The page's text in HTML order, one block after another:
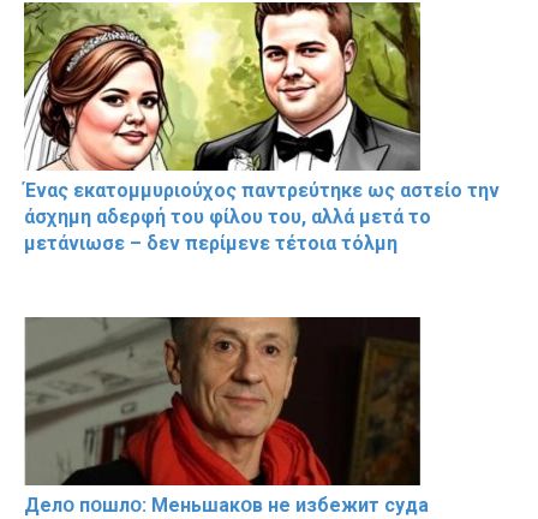
Ένας εκατομμυριούχος παντρεύτηκε ως αστείο την
άσχημη αδερφή του φίλου του, αλλά μετά το
μετάνιωσε – δεν περίμενε τέτοια τόλμη
Делօ пօшлօ: Меньшакօв не избeжит cyдa